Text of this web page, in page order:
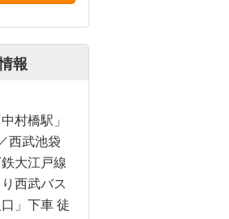
報
村橋駅」
西武池袋
大江戸線
り西武バス
口」下車 徒